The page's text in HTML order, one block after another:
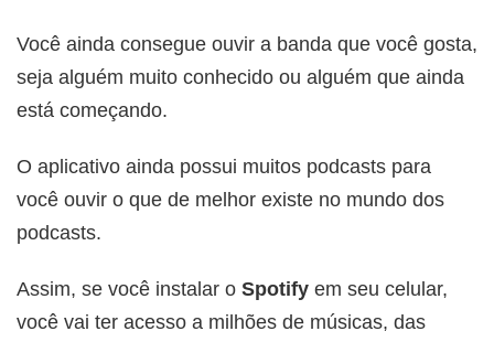
Você ainda consegue ouvir a banda que você gosta,
seja alguém muito conhecido ou alguém que ainda
está começando.
O aplicativo ainda possui muitos podcasts para
você ouvir o que de melhor existe no mundo dos
podcasts.
Assim, se você instalar o Spotify em seu celular,
você vai ter acesso a milhões de músicas, das